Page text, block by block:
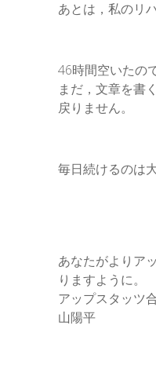
あとは，私のリ
46時間空いたの
まだ，文章を書
戻りません。
毎日続けるのは
あなたがよりア
りますように。
アップスタッ
山陽平